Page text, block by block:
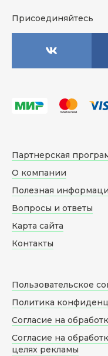
Присоединяйтесь
Партнерская
О компании
Полезная
Вопросы и ответы
Карта сайта
Контакты
Пользовательское
Политика
Согласие на
Согласие на
целях рекламы